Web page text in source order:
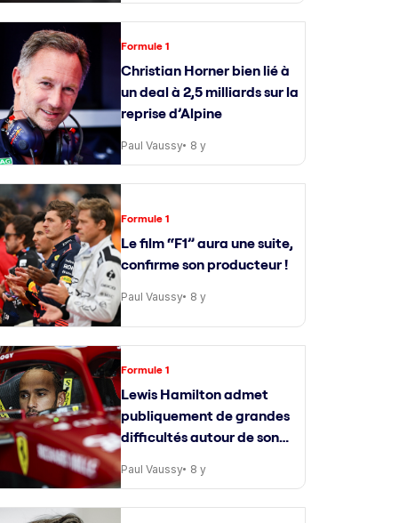
Formule 1
Christian Horner bien lié à
un deal à 2,5 milliards sur la
reprise d’Alpine
Paul Vaussy 8 y
Formule 1
Le film “F1” aura une suite,
confirme son producteur !
Paul Vaussy 8 y
Formule 1
Lewis Hamilton admet
publiquement de grandes
difficultés autour de son
ingénieur de course
Paul Vaussy 8 y